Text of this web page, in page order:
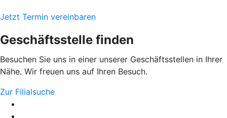
Jetzt Termin vereinbaren
Geschäftsstelle finden
Besuchen Sie uns in einer unserer Geschäftsstellen in Ihrer
Nähe. Wir freuen uns auf Ihren Besuch.
Zur Filialsuche